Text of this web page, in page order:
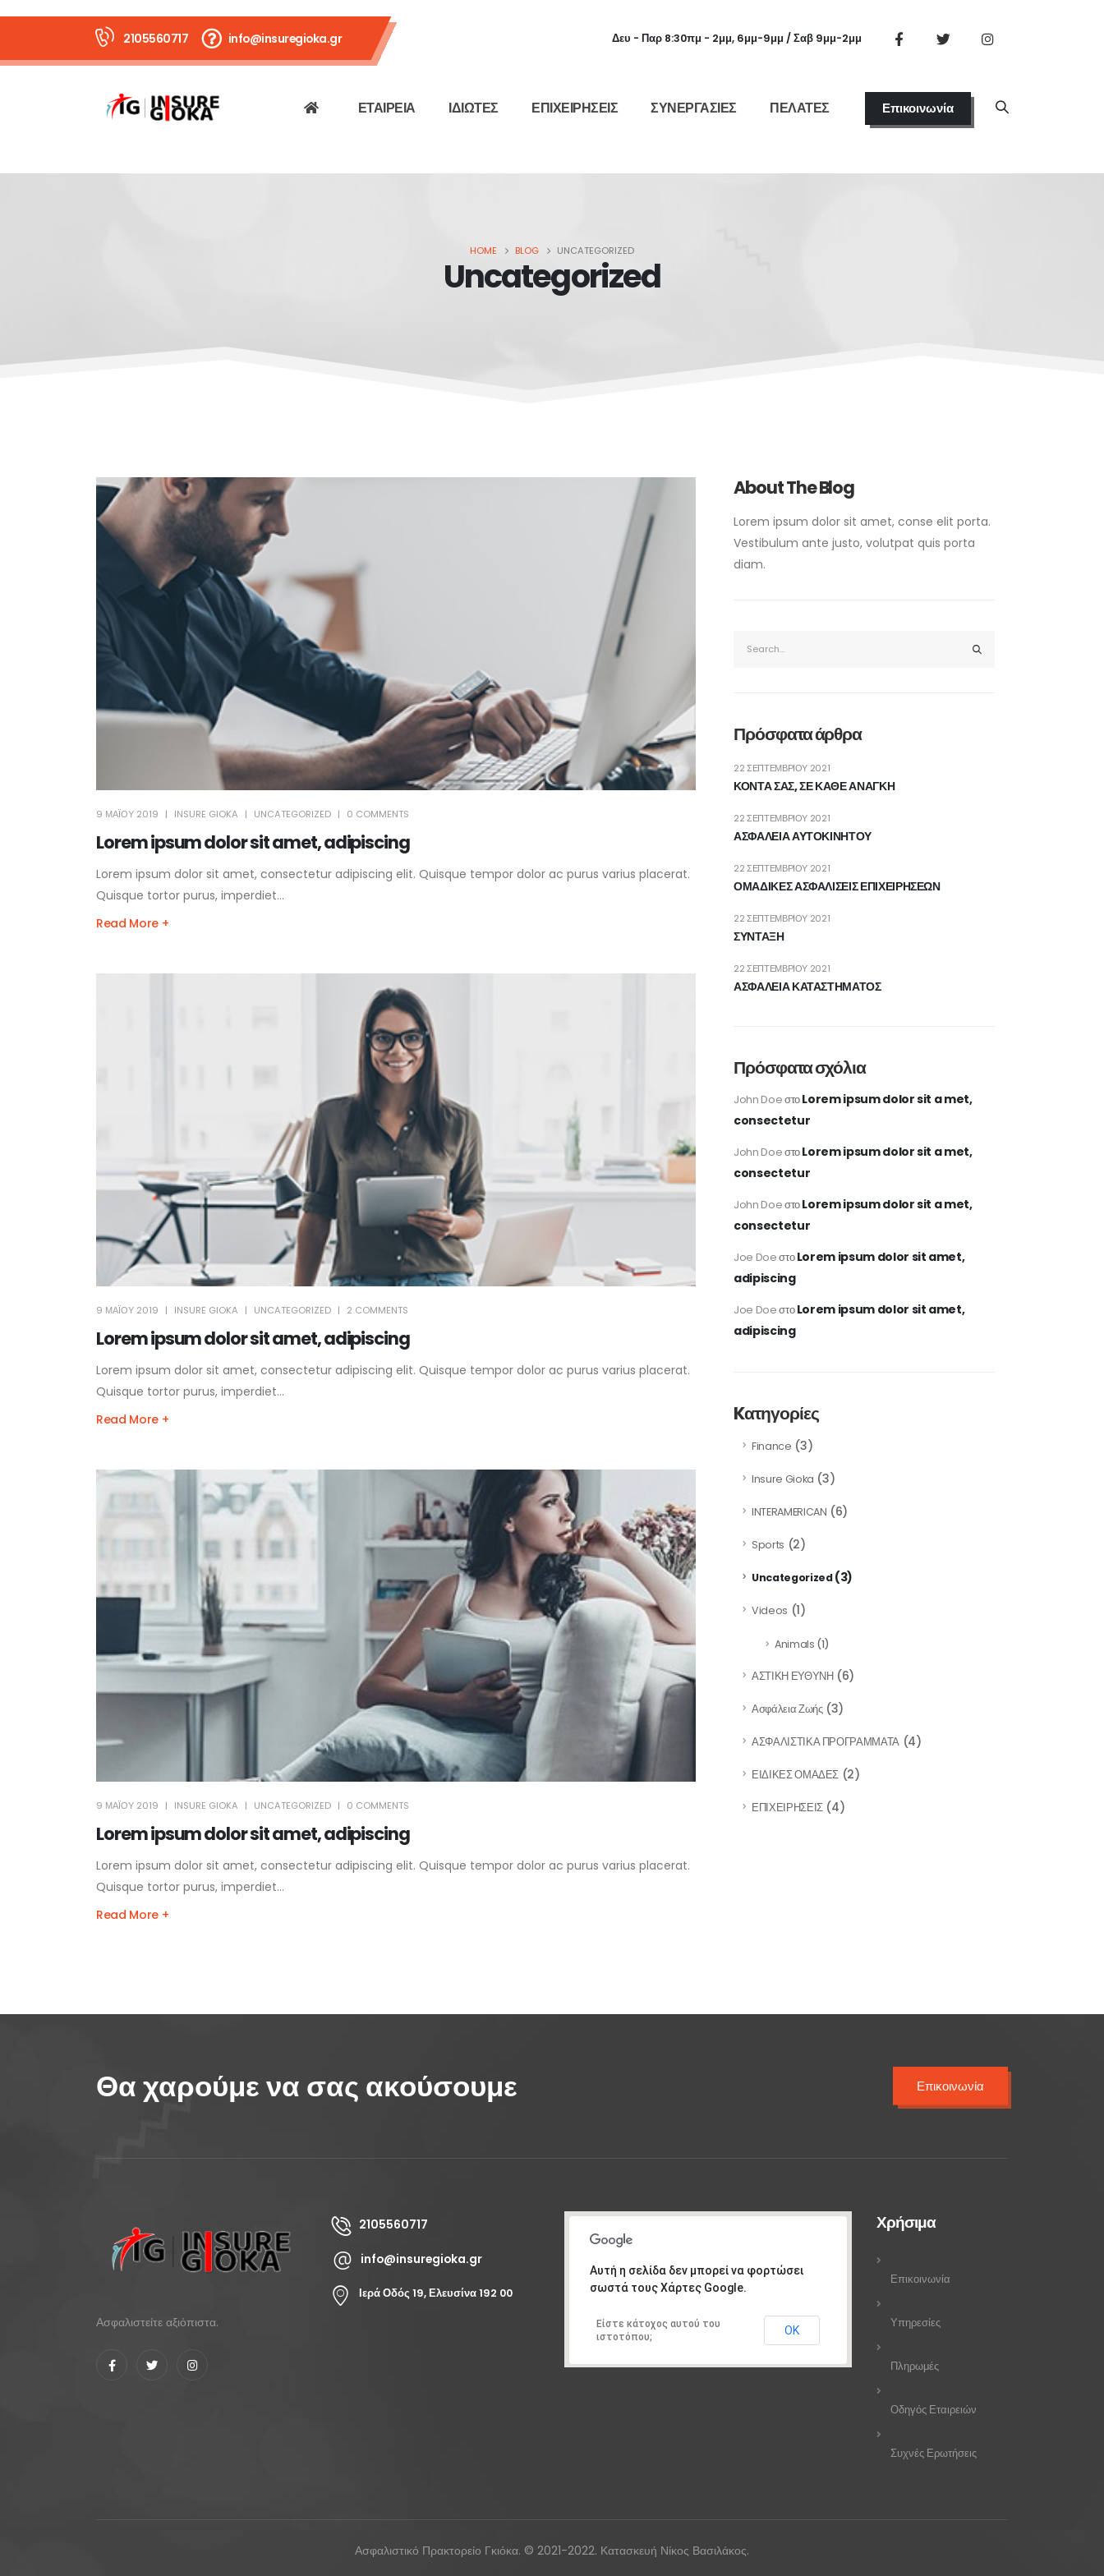
2105560717 info@insuregioka.gr Δευ - Παρ 8:30πμ - 2μμ, 6μμ-9μμ / Σαβ 9μμ-2μμ
ΕΤΑΙΡΕΙΑ ΙΔΙΩΤΕΣ ΕΠΙΧΕΙΡΗΣΕΙΣ ΣΥΝΕΡΓΑΣΙΕΣ ΠΕΛΑΤΕΣ Επικοινωνία
HOME BLOG UNCATEGORIZED
Uncategorized
Lorem ipsum dolor sit amet, adipiscing
9 ΜΑΪ́ΟΥ 2019 INSURE GIOKA UNCATEGORIZED 0 COMMENTS
Lorem ipsum dolor sit amet, consectetur adipiscing elit. Quisque tempor dolor ac purus varius placerat.
Quisque tortor purus, imperdiet...
Read More +
Lorem ipsum dolor sit amet, adipiscing
9 ΜΑΪ́ΟΥ 2019 INSURE GIOKA UNCATEGORIZED 2 COMMENTS
Lorem ipsum dolor sit amet, consectetur adipiscing elit. Quisque tempor dolor ac purus varius placerat.
Quisque tortor purus, imperdiet...
Read More +
Lorem ipsum dolor sit amet, adipiscing
9 ΜΑΪ́ΟΥ 2019 INSURE GIOKA UNCATEGORIZED 0 COMMENTS
Lorem ipsum dolor sit amet, consectetur adipiscing elit. Quisque tempor dolor ac purus varius placerat.
Quisque tortor purus, imperdiet...
Read More +
About The Blog
Lorem ipsum dolor sit amet, conse elit porta.
Vestibulum ante justo, volutpat quis porta
diam.
Πρόσφατα άρθρα
ΚΟΝΤΑ ΣΑΣ, ΣΕ ΚΑΘΕ ΑΝΑΓΚΗ
22 ΣΕΠΤΕΜΒΡΊΟΥ 2021
ΑΣΦΑΛΕΙΑ ΑΥΤΟΚΙΝΗΤΟΥ
22 ΣΕΠΤΕΜΒΡΊΟΥ 2021
ΟΜΑΔΙΚΕΣ ΑΣΦΑΛΙΣΕΙΣ ΕΠΙΧΕΙΡΗΣΕΩΝ
22 ΣΕΠΤΕΜΒΡΊΟΥ 2021
ΣΥΝΤΑΞΗ
22 ΣΕΠΤΕΜΒΡΊΟΥ 2021
ΑΣΦΑΛΕΙΑ ΚΑΤΑΣΤΗΜΑΤΟΣ
22 ΣΕΠΤΕΜΒΡΊΟΥ 2021
Πρόσφατα σχόλια
John DoeστοLorem ipsum dolor sit a met,
consectetur
John DoeστοLorem ipsum dolor sit a met,
consectetur
John DoeστοLorem ipsum dolor sit a met,
consectetur
Joe DoeστοLorem ipsum dolor sit amet,
adipiscing
Joe DoeστοLorem ipsum dolor sit amet,
adipiscing
Kατηγορίες
Finance (3)
Insure Gioka (3)
INTERAMERICAN (6)
Sports (2)
Uncategorized(3)
Videos (1)
Animals (1)
ΑΣΤΙΚΗ ΕΥΘΥΝΗ(6)
Ασφάλεια Ζωής(3)
ΑΣΦΑΛΙΣΤΙΚΑ ΠΡΟΓΡΑΜΜΑΤΑ(4)
ΕΙΔΙΚΕΣ ΟΜΑΔΕΣ (2)
ΕΠΙΧΕΙΡΗΣΕΙΣ(4)
Θα χαρούμε να σας ακούσουμε Επικοινωνία
Ασφαλιστείτε αξιόπιστα.
2105560717
info@insuregioka.gr
Ιερά Οδός 19, Ελευσίνα 192 00
Αυτή η σελίδα δεν μπορεί να φορτώσει
σωστά τους Χάρτες Google.
Είστε κάτοχος αυτού του
ιστοτόπου;
ΟΚ
Χρήσιμα
Επικοινωνία
Υπηρεσίες
Πληρωμές
Οδηγός Εταιρειών
Συχνές Ερωτήσεις
Ασφαλιστικό Πρακτορείο Γκιόκα. © 2021-2022. Κατασκευή Νίκος Βασιλάκος.